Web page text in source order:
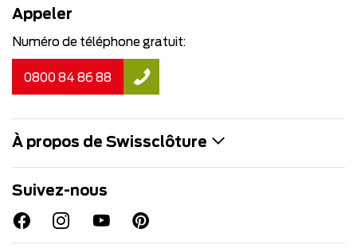
Appeler
Numéro de téléphone gratuit:
0800 84 86 88
À propos de Swissclôture
Suivez-nous